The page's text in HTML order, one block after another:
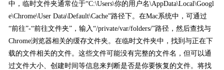
中，临时文件夹通常位于“C:\Users\你的用户名\AppData\Local\Googl
e\Chrome\User Data\Default\Cache”路径下。在Mac系统中，可通过
“前往”-“前往文件夹”，输入“/private/var/folders/”路径，然后查找与
Chrome浏览器相关的缓存文件夹。在临时文件夹中，找到与正在下
载的文件相关的文件。这些文件可能没有完整的文件名，但可以通
过文件大小、创建时间等信息来判断是否是你要恢复的文件。将找